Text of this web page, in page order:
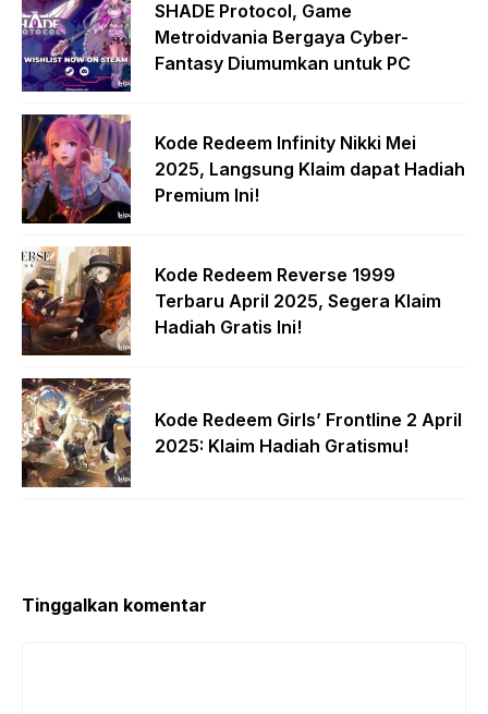
SHADE Protocol, Game
Metroidvania Bergaya Cyber-
Fantasy Diumumkan untuk PC
Kode Redeem Infinity Nikki Mei
2025, Langsung Klaim dapat Hadiah
Premium Ini!
Kode Redeem Reverse 1999
Terbaru April 2025, Segera Klaim
Hadiah Gratis Ini!
Kode Redeem Girls’ Frontline 2 April
2025: Klaim Hadiah Gratismu!
Tinggalkan komentar